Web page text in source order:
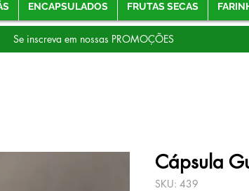
ENCAPSULADOS FRUTAS SECAS
Se inscreva em nossas PROMOÇÕES
Cápsula
SKU: 439